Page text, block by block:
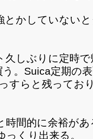
とかしていない
久しぶりに定時で
。Suica定期の
すらと残ってお
時間的に余裕が
くり出来る。